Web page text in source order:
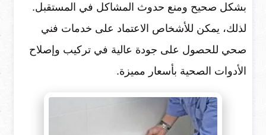
بشكل صحيح ومنع حدوث المشاكل في المستقبل.
لذلك، يمكن للأشخاص الاعتماد على خدمات فني
صحي للحصول على جودة عالية في تركيب وإصلاح
الأدوات الصحية بأسعار مميزة.